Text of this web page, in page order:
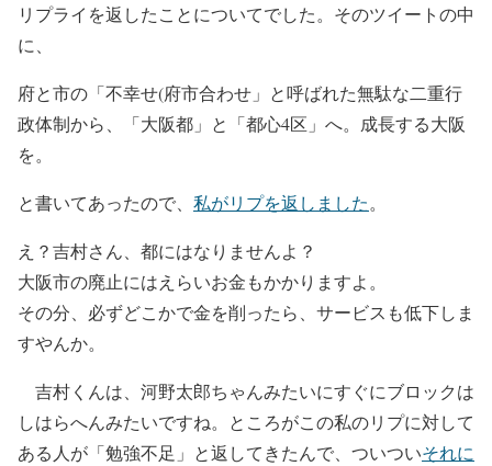
リプライを返したことについてでした。そのツイートの中
に、
府と市の「不幸せ(府市合わせ」と呼ばれた無駄な二重行
政体制から、「大阪都」と「都心4区」へ。成長する大阪
を。
と書いてあったので、 私がリプを返しました。
え？吉村さん、都にはなりませんよ？
大阪市の廃止にはえらいお金もかかりますよ。
その分、必ずどこかで金を削ったら、サービスも低下しま
すやんか。
吉村くんは、河野太郎ちゃんみたいにすぐにブロックは
しはらへんみたいですね。ところがこの私のリプに対して
ある人が「勉強不足」と返してきたんで、ついついそれに